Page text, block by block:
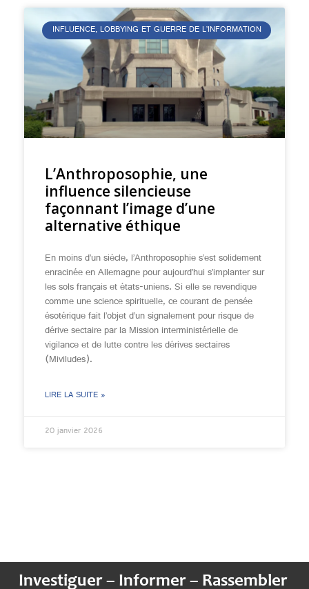
INFLUENCE, LOBBYING ET GUERRE DE L’INFORMATION
L’Anthroposophie, une
influence silencieuse
façonnant l’image d’une
alternative éthique
En moins d’un siècle, l’Anthroposophie s’est solidement
enracinée en Allemagne pour aujourd’hui s’implanter sur
les sols français et états-uniens. Si elle se revendique
comme une science spirituelle, ce courant de pensée
ésotérique fait l’objet d’un signalement pour risque de
dérive sectaire par la Mission interministérielle de
vigilance et de lutte contre les dérives sectaires
(Miviludes).
LIRE LA SUITE »
20 janvier 2026
Investiguer – Informer – Rassembler